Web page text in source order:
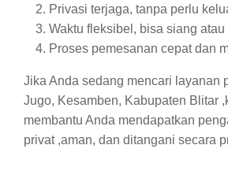
Privasi terjaga, tanpa perlu
Waktu fleksibel, bisa siang atau
Proses pemesanan cepat dan
Jika Anda sedang mencari layanan
Jugo, Kesamben, Kabupaten Blitar
membantu Anda mendapatkan
privat ,aman, dan ditangani secara